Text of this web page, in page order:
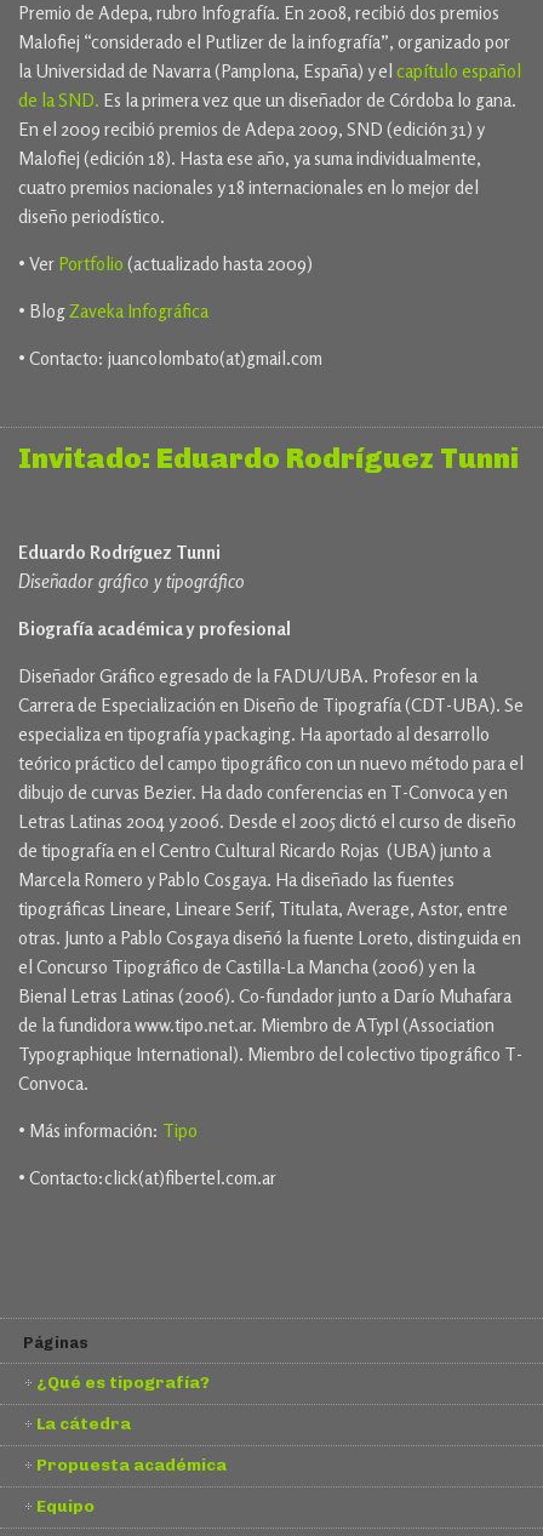
Premio de Adepa, rubro Infografía. En 2008, recibió dos premios
Malofiej “considerado el Putlizer de la infografía”, organizado por
la Universidad de Navarra (Pamplona, España) y el capítulo español
de la SND. Es la primera vez que un diseñador de Córdoba lo gana.
En el 2009 recibió premios de Adepa 2009, SND (edición 31) y
Malofiej (edición 18). Hasta ese año, ya suma individualmente,
cuatro premios nacionales y 18 internacionales en lo mejor del
diseño periodístico.
• Ver Portfolio (actualizado hasta 2009)
• BlogZaveka Infográfica
• Contacto: juancolombato(at)gmail.com
Invitado: Eduardo Rodríguez Tunni
Eduardo Rodríguez Tunni
Diseñador gráfico y tipográfico
Biografía académica y profesional
Diseñador Gráfico egresado de la FADU/UBA. Profesor en la
Carrera de Especialización en Diseño de Tipografía (CDT-UBA). Se
especializa en tipografía y packaging. Ha aportado al desarrollo
teórico práctico del campo tipográfico con un nuevo método para el
dibujo de curvas Bezier. Ha dado conferencias en T-Convoca y en
Letras Latinas 2004 y 2006. Desde el 2005 dictó el curso de diseño
de tipografía en el Centro Cultural Ricardo Rojas (UBA) junto a
Marcela Romero y Pablo Cosgaya. Ha diseñado las fuentes
tipográficas Lineare, Lineare Serif, Titulata, Average, Astor, entre
otras. Junto a Pablo Cosgaya diseñó la fuente Loreto, distinguida en
el Concurso Tipográfico de Castilla-La Mancha (2006) y en la
Bienal Letras Latinas (2006). Co-fundador junto a Darío Muhafara
de la fundidora www.tipo.net.ar. Miembro de ATypI (Association
Typographique International). Miembro del colectivo tipográfico T-
Convoca.
• Más información: Tipo
• Contacto:click(at)fibertel.com.ar
Páginas
¿Qué es tipografía?
La cátedra
Propuesta académica
Equipo